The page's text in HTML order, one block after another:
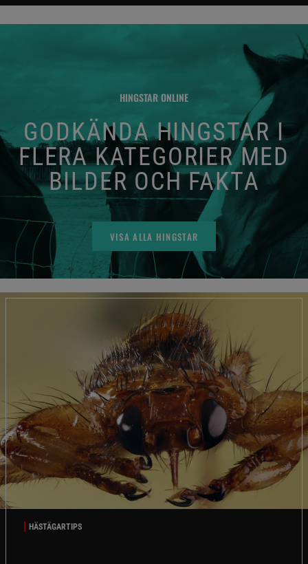
HINGSTAR ONLINE
GODKÄNDA HINGSTAR I
FLERA KATEGORIER MED
BILDER OCH FAKTA
VISA ALLA HINGSTAR
HÄSTÄGARTIPS